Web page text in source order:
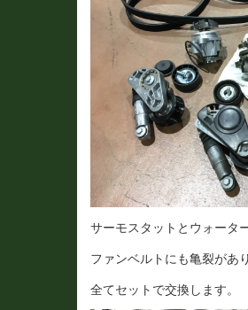
サーモスタットとウォータ
ファンベルトにも亀裂があ
全てセットで交換します。